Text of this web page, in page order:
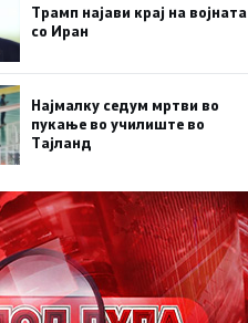
Трамп најави крај на војната
со Иран
Најмалку седум мртви во
пукање во училиште во
Тајланд